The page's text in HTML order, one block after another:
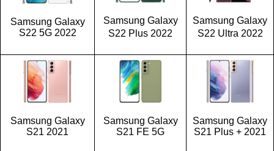
Samsung Galaxy
S22 5G 2022
Samsung Galaxy
S22 Plus 2022
Samsung Galaxy
S22 Ultra 2022
Samsung Galaxy
S21 2021
Samsung Galaxy
S21 FE 5G
Samsung Galaxy
S21 Plus + 2021